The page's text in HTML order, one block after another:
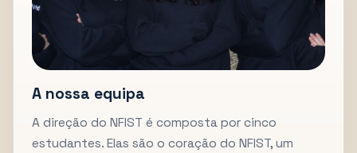
A nossa equipa
A direção do NFIST é composta por cinco
estudantes. Elas são o coração do NFIST, um